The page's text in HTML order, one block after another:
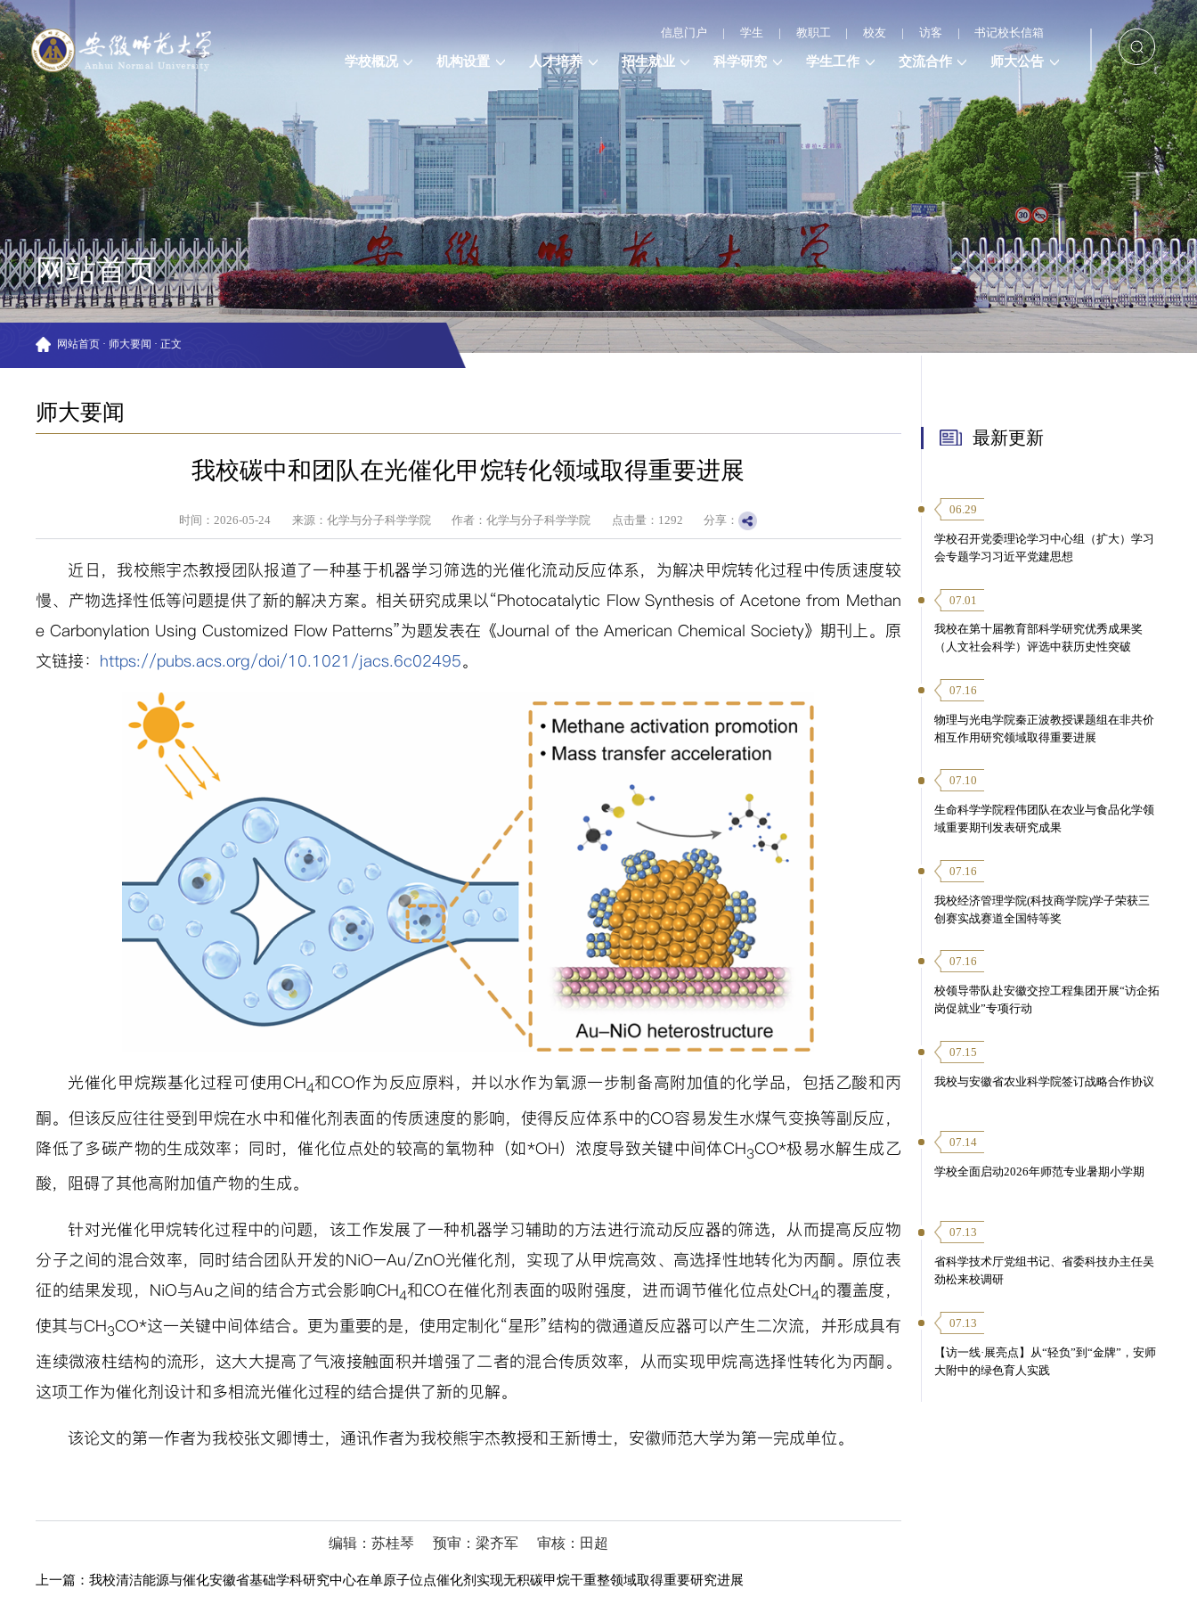
信息门户 | 学生 | 教职工 | 校友 | 访客 | 书记校长信箱
学校概况 机构设置 人才培养 招生就业 科学研究 学生工作 交流合作 师大公告
网站首页
网站首页 · 师大要闻 · 正文
师大要闻
我校碳中和团队在光催化甲烷转化领域取得重要进展
时间：2026-05-24 来源：化学与分子科学学院 作者：化学与分子科学学院 点击量： 1292 分享：
近日，我校熊宇杰教授团队报道了一种基于机器学习筛选的光催化流动反应体系，为解决甲烷转化过程中传质速度较
慢、产物选择性低等问题提供了新的解决方案。相关研究成果以“Photocatalytic Flow Synthesis of Acetone from Methan
e Carbonylation Using Customized Flow Patterns”为题发表在 《Journal of the American Chemical Society》期刊上。原
文链接： https://pubs.acs.org/doi/10.1021/jacs.6c02495。
光催化甲烷羰基化过程可使用CH4和CO作为反应原料，并以水作为氧源一步制备高附加值的化学品，包括乙酸和丙
酮。但该反应往往受到甲烷在水中和催化剂表面的传质速度的影响，使得反应体系中的CO容易发生水煤气变换等副反应，
降低了多碳产物的生成效率；同时，催化位点处的较高的氧物种（如*OH）浓度导致关键中间体CH3CO*极易水解生成乙
酸，阻碍了其他高附加值产物的生成。
针对光催化甲烷转化过程中的问题，该工作发展了一种机器学习辅助的方法进行流动反应器的筛选，从而提高反应物
分子之间的混合效率，同时结合团队开发的NiO–Au/ZnO光催化剂，实现了从甲烷高效、高选择性地转化为丙酮。原位表
征的结果发现， NiO与Au之间的结合方式会影响CH4和CO在催化剂表面的吸附强度，进而调节催化位点处CH4的覆盖度，
使其与CH3CO*这一关键中间体结合。更为重要的是，使用定制化“星形”结构的微通道反应器可以产生二次流，并形成具有
连续微液柱结构的流形，这大大提高了气液接触面积并增强了二者的混合传质效率，从而实现甲烷高选择性转化为丙酮。
这项工作为催化剂设计和多相流光催化过程的结合提供了新的见解。
该论文的第一作者为我校张文卿博士，通讯作者为我校熊宇杰教授和王新博士，安徽师范大学为第一完成单位。
编辑：苏桂琴 预审：梁齐军 审核：田超
上一篇：我校清洁能源与催化安徽省基础学科研究中心在单原子位点催化剂实现无积碳甲烷干重整领域取得重要研究进展
最新更新
06.29
学校召开党委理论学习中心组（扩大）学习
会专题学习习近平党建思想
07.01
我校在第十届教育部科学研究优秀成果奖
（人文社会科学）评选中获历史性突破
07.16
物理与光电学院秦正波教授课题组在非共价
相互作用研究领域取得重要进展
07.10
生命科学学院程伟团队在农业与食品化学领
域重要期刊发表研究成果
07.16
我校经济管理学院(科技商学院)学子荣获三
创赛实战赛道全国特等奖
07.16
校领导带队赴安徽交控工程集团开展“访企拓
岗促就业”专项行动
07.15
我校与安徽省农业科学院签订战略合作协议
07.14
学校全面启动2026年师范专业暑期小学期
07.13
省科学技术厅党组书记、省委科技办主任吴
劲松来校调研
07.13
【访一线·展亮点】从“轻负”到“金牌”，安师
大附中的绿色育人实践